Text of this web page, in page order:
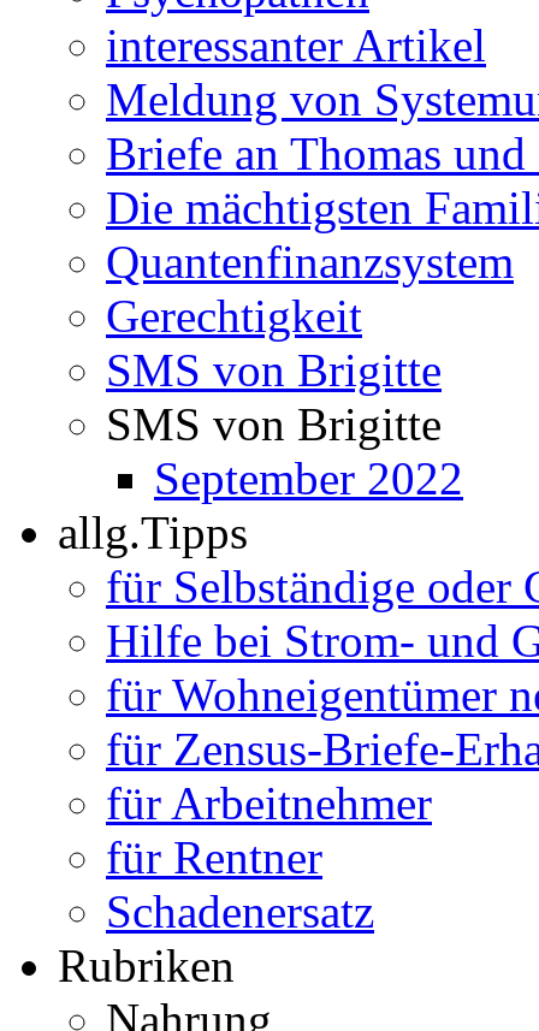
interessanter Artikel
Meldung von
Briefe an Thomas
Die mächtigsten
Quantenfinanzsystem
Gerechtigkeit
SMS von Brigitte
SMS von Brigitte
September 2022
allg.Tipps
für Selbständige oder
Hilfe bei Strom- und
für Wohneigentümer
für Zensus-Briefe-
für Arbeitnehmer
für Rentner
Schadenersatz
Rubriken
Nahrung